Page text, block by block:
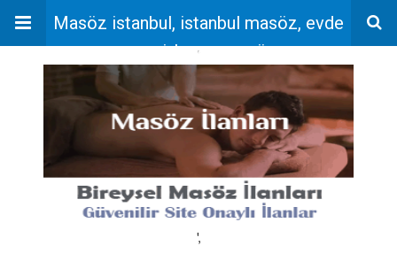
Masöz istanbul, istanbul masöz, evde
masaj, bayan masöz
'
',